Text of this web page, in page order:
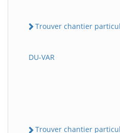
Trouver chantier
DU-VAR
Trouver chantier